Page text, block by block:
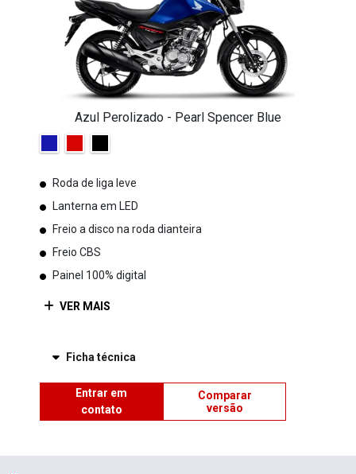
Azul Perolizado - Pearl Spencer Blue
Roda de liga leve
Lanterna em LED
Freio a disco na roda dianteira
Freio CBS
Painel 100% digital
VER MAIS
Ficha técnica
Entrar em
contato
Comparar
versão